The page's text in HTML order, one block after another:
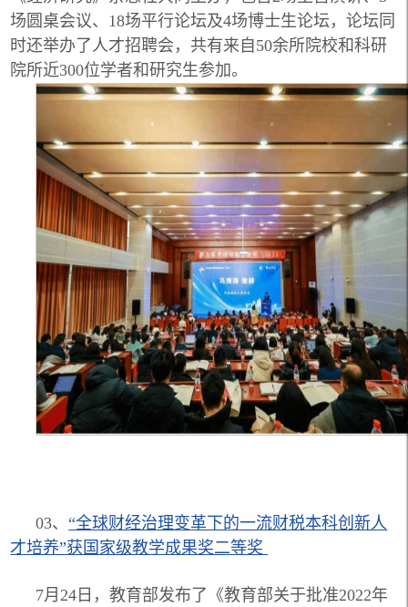
场圆桌会议、18场平行论坛及4场博士生论坛，论坛同
时还举办了人才招聘会，共有来自50余所院校和科研
院所近300位学者和研究生参加。
03、 “全球财经治理变革下的一流财税本科创新人
才培养”获国家级教学成果奖二等奖
7月24日，教育部发布了《教育部关于批准2022年